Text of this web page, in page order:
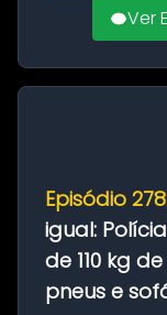
Ver
Episódio
igual:
de 110 kg
pneus e